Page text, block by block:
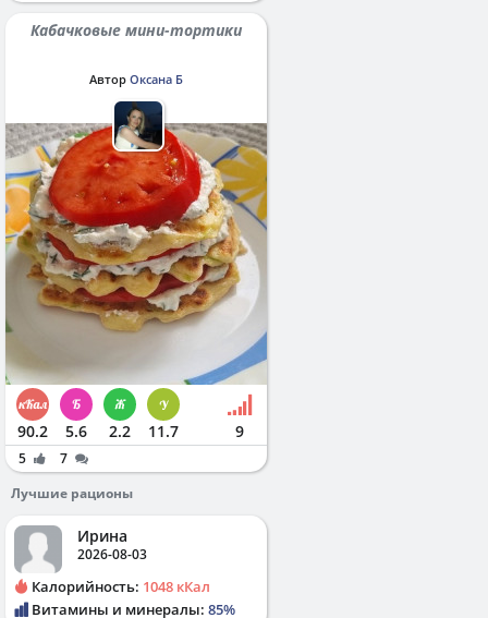
Кабачковые мини-тортики
Автор Оксана Б
90.2 5.6 2.2 11.7 9
5
7
Лучшие рационы
Ирина
2026-08-03
Калорийность: 1048 кКал
Витамины и минералы: 85%